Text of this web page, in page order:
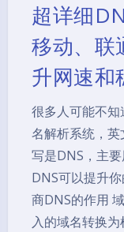
超详细
移动、联
升网速和
很多人可能不
名解析系统，
写是DNS，主
DNS可以提升
商DNS的作用
入的域名转换